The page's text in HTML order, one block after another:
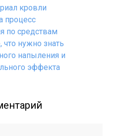
кровли
процесс
по средствам
нужно знать
напыления и
эффекта